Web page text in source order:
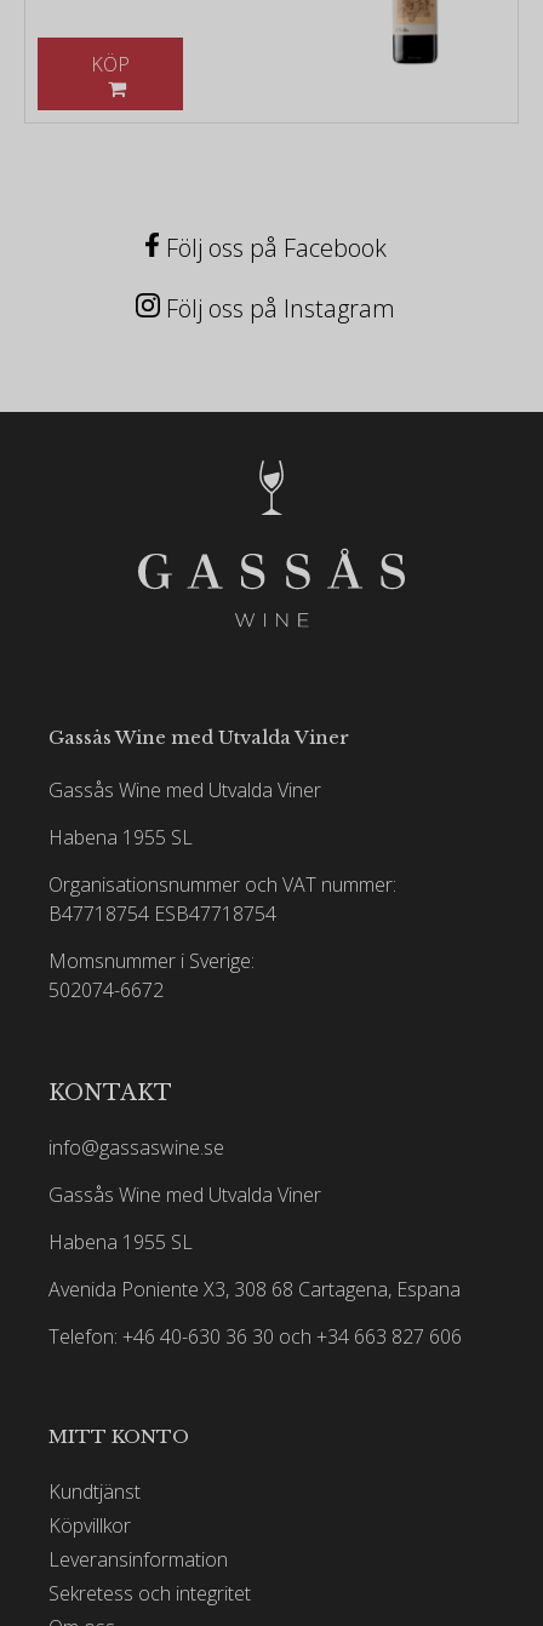
Följ oss på Facebook
Följ oss på Instagram
Gassås Wine med Utvalda Viner
Gassås Wine med Utvalda Viner
Habena 1955 SL
Organisationsnummer och VAT nummer:
B47718754 ESB47718754
Momsnummer i Sverige:
502074-6672
KONTAKT
info@gassaswine.se
Gassås Wine med Utvalda Viner
Habena 1955 SL
Avenida Poniente X3, 308 68 Cartagena, Espana
Telefon: +46 40-630 36 30 och +34 663 827 606
MITT KONTO
Kundtjänst
Köpvillkor
Leveransinformation
Sekretess och integritet